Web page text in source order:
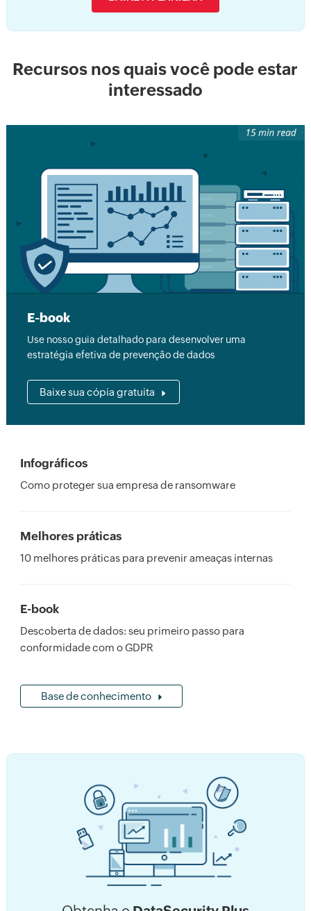
Recursos nos quais você pode estar
interessado
E-book
Use nosso guia detalhado para desenvolver uma
estratégia efetiva de prevenção de dados
Baixe sua cópia gratuita
Infográficos
Como proteger sua empresa de ransomware
Melhores práticas
10 melhores práticas para prevenir ameaças internas
E-book
Descoberta de dados: seu primeiro passo para
conformidade com o GDPR
Base de conhecimento